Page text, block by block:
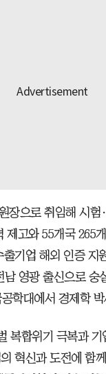
장으로 취임해 시험
제고와 55개국 265
기업 해외 인증 지
영광 출신으로 숭
학대에서 경제학
복합위기 극복과 기
혁신과 도전에 함